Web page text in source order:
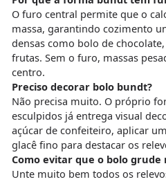
O furo central permite que o
massa, garantindo cozimento
densas como bolo de
frutas. Sem o furo, massas
centro.
Preciso decorar bolo bundt?
Não precisa muito. O próprio
esculpidos já entrega visual
açúcar de confeiteiro, aplicar
glacê fino para destacar os
Como evitar que o bolo
Unte muito bem todos os